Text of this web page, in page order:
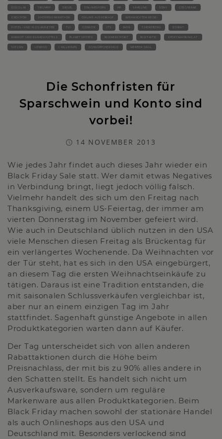
DOUGLAS TRIUMPH DIESEL ONLINESHOPS HP SAMSUNG SONY GESCHENKE
GROUPON SHOPPINGMARATHON ONLINE-AUSVERKAUF WEIHNACHTEN REISE-
HOTEL- UND FLUGANBIETER TUI CONDOR ITS JAHN TJAEREBORG DORINT
MARRIOT UND RAMADA HOTELS PLANET SPORTS RUNNERS POINT RUNTASTIC SPORTNAHRUNG.AT.
SATURN LENOVO 1 MILLIONEN SCHNÄPPCHENJAGD WERBER GRILL
Die Schonfristen für
Sparschwein und Konto sind
vorbei!
14 NOVEMBER 2013
Wie jedes Jahr findet auch dieses Jahr wieder ein
Black Friday Sale statt. Wer damit etwas Negatives
in Verbindung bringt, liegt jedoch völlig falsch.
Vielmehr handelt des sich um den Freitag nach
Thanksgiving, einem US-Feiertag, der immer am
vierten Donnerstag im November gefeiert wird.
Wie auch in Deutschland üblich nutzen in den USA
viele Menschen diesen Freitag als Brückentag für
ein verlängertes Wochenende. Da Weihnachten vor
der Tür steht, hat es sich in den USA eingebürgert,
an diesem Tag die ersten Weihnachtseinkäufe zu
tätigen. Daraus ist eine Tradition entstanden, die
mit saisonalen Schlussverkäufen vergleichbar ist,
aber nur an einem einzigen Tag im Jahr
stattfindet. Sagenhaft günstige Angebote in allen
Produktkategorien warten dann auf Käufer.
Der Tag unterscheidet sich von allen anderen
Rabattaktionen durch die Höhe beim
Preisnachlass, der mit bis zu 90% alles andere in
den Schatten stellt. Es handelt sich nicht um
Ausverkaufsware, sondern um reguläre
Markenware aus allen Produktkategorien. Beim
Black Friday machen sowohl der stationäre Handel
als auch Onlineshops aus den USA und
Deutschland mit. Besonders verlockend sind